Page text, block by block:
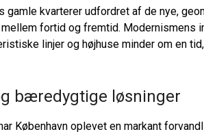
gamle kvarterer udfordret af de nye,
fortid og fremtid. Modernismens
linjer og højhuse minder om en
bæredygtige løsninger
København oplevet en markant